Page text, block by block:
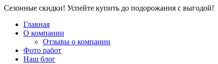
Сезонные скидки! Успейте купить до подорожания с выгодой!
Главная
О компании
Отзывы о компании
Фото работ
Наш блог